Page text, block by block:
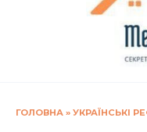
ГОЛОВНА » УКРАЇНСЬКІ